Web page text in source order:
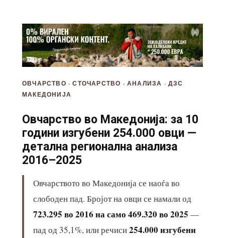
ОВЧАРСТВО · СТОЧАРСТВО · АНАЛИЗА · ДЗС
МАКЕДОНИЈА
Овчарство во Македонија: за 10
години изгубени 254.000 овци —
детална регионална анализа
2016–2025
Овчарството во Македонија се наоѓа во
слободен пад. Бројот на овци се намали од
723.295 во 2016 на само 469.320 во 2025 —
пад од 35,1%, или речиси254.000 изгубени